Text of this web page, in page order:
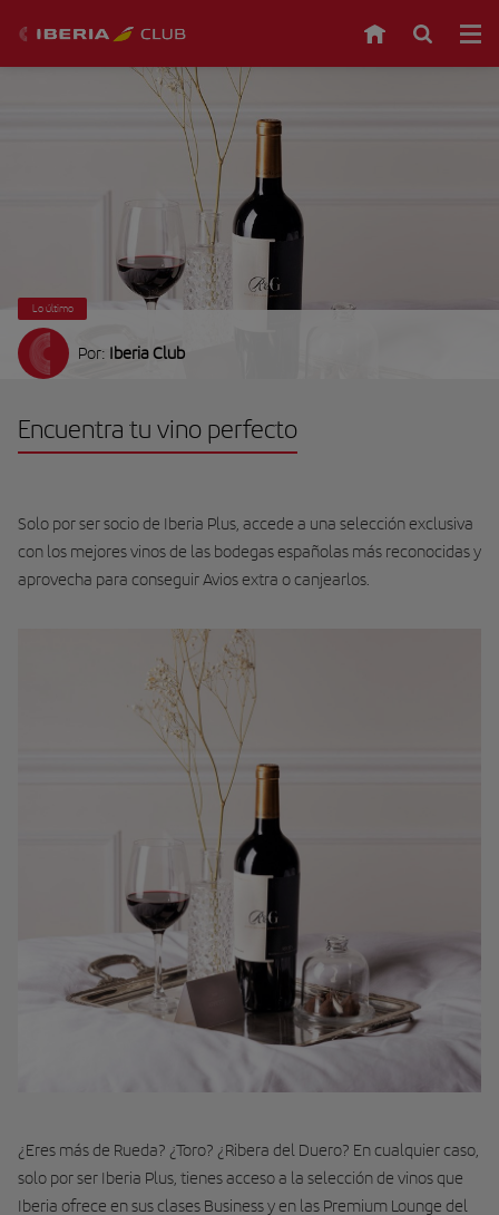
Lo último
Por: Iberia Club
Encuentra tu vino perfecto
Solo por ser socio de Iberia Plus, accede a una selección exclusiva
con los mejores vinos de las bodegas españolas más reconocidas y
aprovecha para conseguir Avios extra o canjearlos.
¿Eres más de Rueda? ¿Toro? ¿Ribera del Duero? En cualquier caso,
solo por ser Iberia Plus, tienes acceso a la selección de vinos que
Iberia ofrece en sus clases Business y en las Premium Lounge del